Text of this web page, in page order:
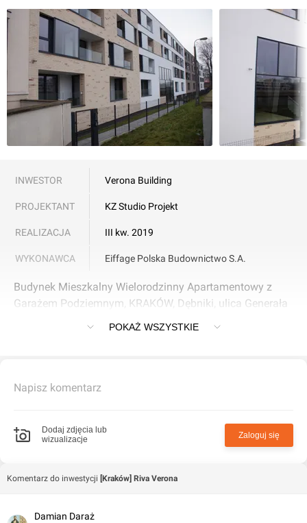
INWESTOR Verona Building
PROJEKTANT KZ Studio Projekt
REALIZACJA III kw. 2019
WYKONAWCA Eiffage Polska Budownictwo S.A.
Budynek Mieszkalny Wielorodzinny Apartamentowy z
Garażem Podziemnym, KRAKÓW, Dębniki, ulica Generała
POKAŻ WSZYSTKIE
Napisz komentarz
Dodaj zdjęcia lub
wizualizacje
Zaloguj się
Komentarz do inwestycji [Kraków] Riva Verona
Damian Daraż